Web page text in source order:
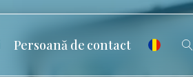
Persoană de contact